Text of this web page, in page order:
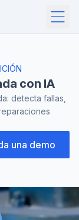
con IA
detecta fallas,
una demo